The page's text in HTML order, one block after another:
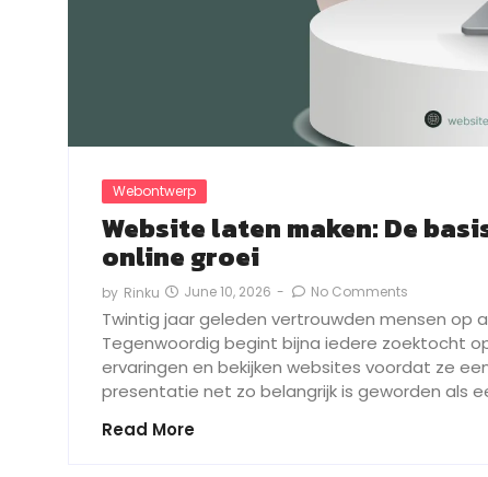
Webontwerp
Website laten maken: De
online groei
by Rinku June 10, 2026 - No Comments
Twintig jaar geleden vertrouwden mensen op
Tegenwoordig begint bijna iedere zoektocht
ervaringen en bekijken websites voordat ze
presentatie net zo belangrijk is geworden als
Read More